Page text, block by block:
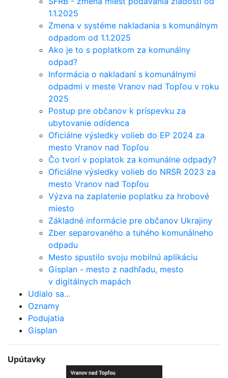
1.1.2025
Zmena v systéme nakladania s komunálnym
odpadom od 1.1.2025
Ako je to s poplatkom za komunálny
odpad?
Informácia o nakladaní s komunálnymi
odpadmi v meste Vranov nad Topľou v roku
2025
Postup pre občanov k príspevku za
ubytovanie odídenca
Oficiálne výsledky volieb do EP 2024 za
mesto Vranov nad Topľou
Čo tvorí v poplatok za komunálne odpady?
Oficiálne výsledky volieb do NRSR 2023 za
mesto Vranov nad Topľou
Výzva na zaplatenie poplatku za hrobové
miesto
Základné informácie pre občanov Ukrajiny
Zber separovaného a tuhého komunálneho
odpadu
Mesto spustilo svoju mobilnú aplikáciu
Gisplan - mesto z nadhľadu, mesto
v digitálnych mapách
Udialo sa...
Oznamy
Podujatia
Gisplan
Upútavky
Bezplatná aplikácia